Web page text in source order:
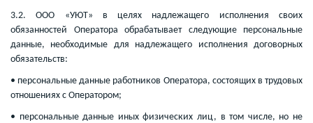
3.2. ООО «УЮТ» в целях надлежащего исполнения своих
обязанностей Оператора обрабатывает следующие персональные
данные, необходимые для надлежащего исполнения договорных
обязательств:
• персональные данные работников Оператора, состоящих в трудовых
отношениях с Оператором;
• персональные данные иных физических лиц, в том числе, но не